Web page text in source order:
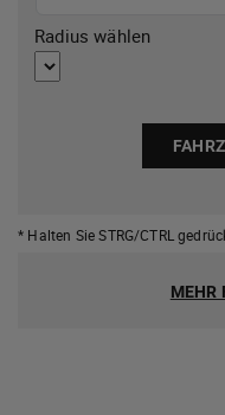
Radius wählen
* Halten Sie STRG/CTRL
MEHR